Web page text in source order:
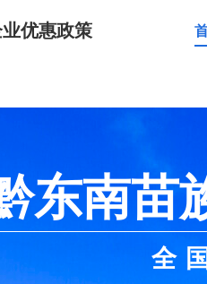
优惠政策
东南苗
全